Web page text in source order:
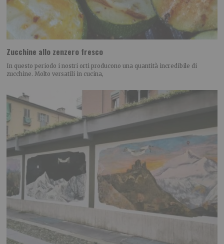
Zucchine allo zenzero fresco
In questo periodo i nostri orti producono una quantità incredibile di
zucchine. Molto versatili in cucina,